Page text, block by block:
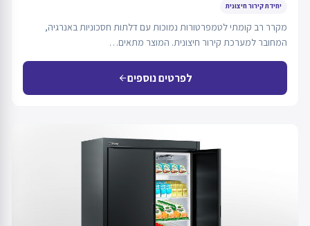
יחידת קירור חיצונית
מקרר רב קומתי לטמפרטורות נמוכות עם דלתות חסכוניות באנרגיה,
המחובר למערכת קירור חיצונית. המוצר מתאים…
לפרטים נוספיםarrow_back